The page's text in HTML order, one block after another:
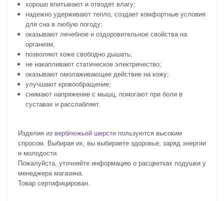
хорошо впитывают и отводят влагу;
надежно удерживают тепло, создает комфортные условия
для сна в любую погоду;
оказывают лечебное и оздоровительное свойства на
организм;
позволяют коже свободно дышать;
не накапливают статическое электричество;
оказывают омолаживающее действие на кожу;
улучшают кровообращение;
снимают напряжение с мышц, помогают при боли в
суставах и расслабляет.
Изделия из верблюжьей шерсти пользуются высоким
спросом. Выбирая их, вы выбираете здоровье, заряд энергии
и молодости.
Пожалуйста, уточняйте информацию о расцветках подушки у
менеджера магазина.
Товар сертифицирован.